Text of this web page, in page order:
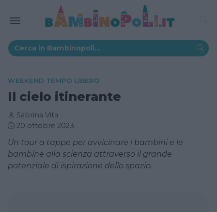
WEEKEND TEMPO LIBERO
Il cielo itinerante
Sabrina Vita
20 ottobre 2023
Un tour a tappe per avvicinare i bambini e le
bambine alla scienza attraverso il grande
potenziale di ispirazione dello spazio.